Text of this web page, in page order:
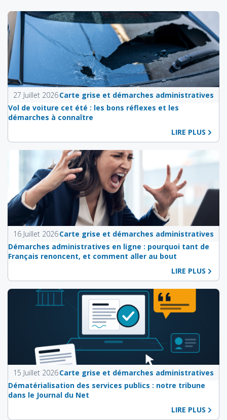
27 Juillet 2026Carte grise et démarches administratives
Vol de voiture cet été : les bons réflexes et les
démarches à connaître
LIRE PLUS
16 Juillet 2026Carte grise et démarches administratives
Démarches administratives en ligne : pourquoi tant de
Français renoncent, et comment aller au bout
LIRE PLUS
15 Juillet 2026Carte grise et démarches administratives
Dématérialisation des services publics : notre tribune
dans le Journal du Net
LIRE PLUS